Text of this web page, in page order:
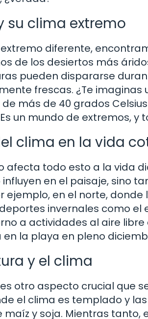
su clima extremo
diferente,
de los desiertos más
pueden dispararse
frescas. ¿Te
más de 40 grados
un mundo de extremos, y
clima en la vida
afecta todo esto a la vida
influyen en el paisaje, sino
ejemplo, en el norte,
invernales como el
a actividades al aire
la playa en pleno
y el clima
otro aspecto crucial que
el clima es templado y
y soja. Mientras